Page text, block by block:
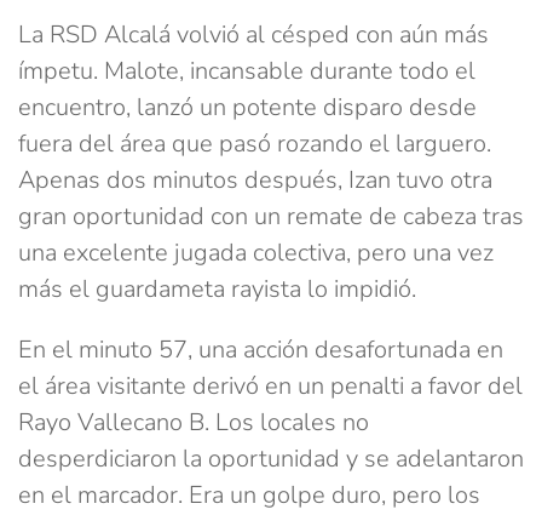
La RSD Alcalá volvió al césped con aún más
ímpetu. Malote, incansable durante todo el
encuentro, lanzó un potente disparo desde
fuera del área que pasó rozando el larguero.
Apenas dos minutos después, Izan tuvo otra
gran oportunidad con un remate de cabeza tras
una excelente jugada colectiva, pero una vez
más el guardameta rayista lo impidió.
En el minuto 57, una acción desafortunada en
el área visitante derivó en un penalti a favor del
Rayo Vallecano B. Los locales no
desperdiciaron la oportunidad y se adelantaron
en el marcador. Era un golpe duro, pero los